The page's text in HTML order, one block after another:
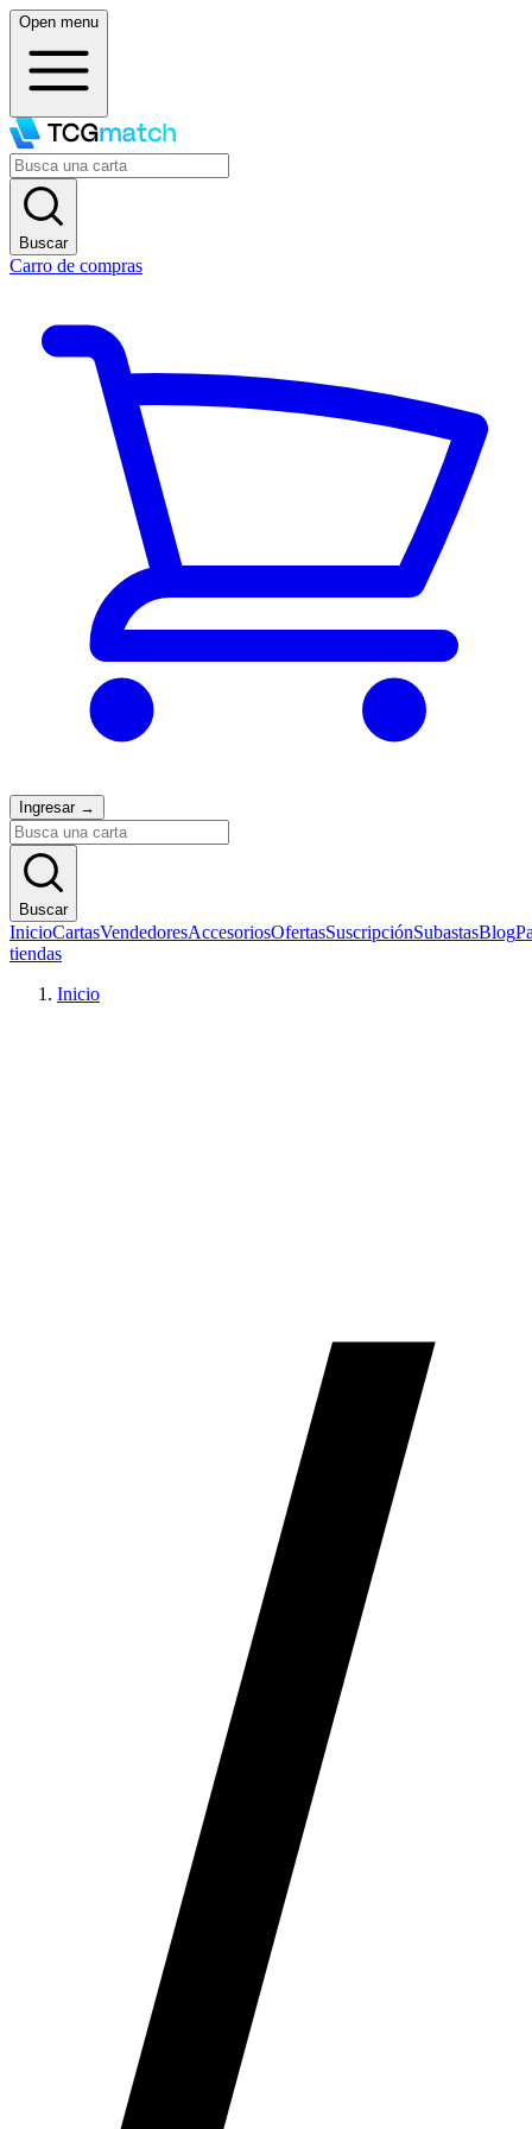
Open menu
Buscar
Carro de compras
Ingresar →
Buscar
InicioCartasVendedoresAccesoriosOfertasSuscripciónSubastasBlog
tiendas
Inicio